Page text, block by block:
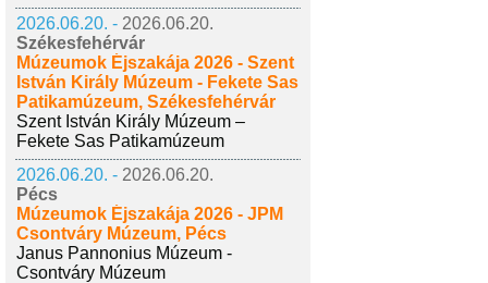
2026.06.20. - 2026.06.20.
Székesfehérvár
Múzeumok Éjszakája 2026 - Szent
István Király Múzeum - Fekete Sas
Patikamúzeum, Székesfehérvár
Szent István Király Múzeum –
Fekete Sas Patikamúzeum
2026.06.20. - 2026.06.20.
Pécs
Múzeumok Éjszakája 2026 - JPM
Csontváry Múzeum, Pécs
Janus Pannonius Múzeum -
Csontváry Múzeum